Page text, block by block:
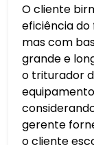
O cliente
eficiência
mas com
grande e
o triturador
gerente
o cliente